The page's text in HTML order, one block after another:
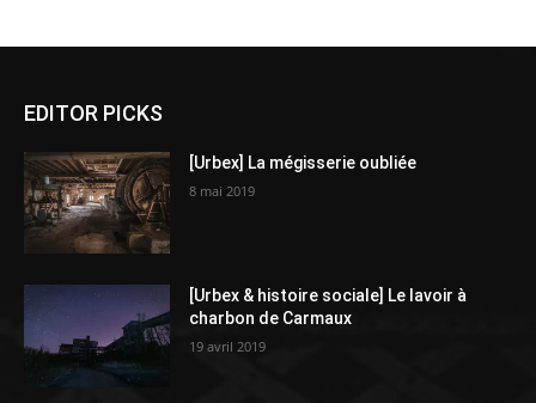
EDITOR PICKS
[Urbex] La mégisserie oubliée
8 mai 2019
[Urbex & histoire sociale] Le lavoir à
charbon de Carmaux
19 avril 2019